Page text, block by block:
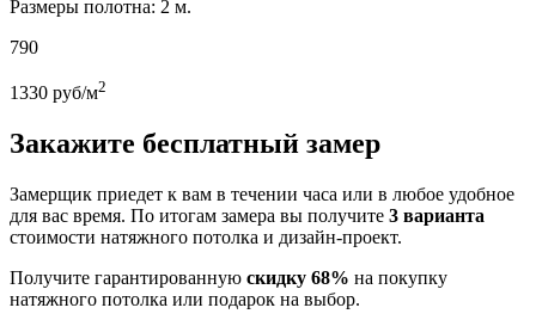
Размеры полотна: 2 м.
790
1330 руб/м2
Закажите бесплатный замер
Замерщик приедет к вам в течении часа или в любое удобное
для вас время. По итогам замера вы получите 3 варианта
стоимости натяжного потолка и дизайн-проект.
Получите гарантированную скидку 68% на покупку
натяжного потолка или подарок на выбор.